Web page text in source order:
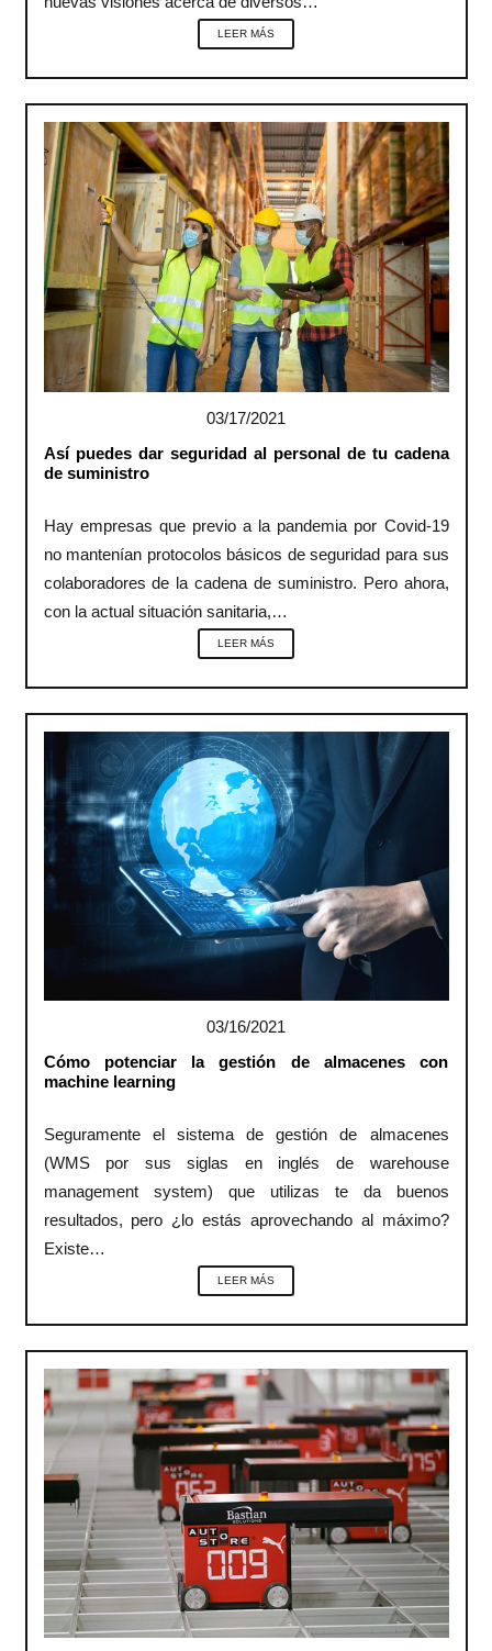
LEER MÁS
03/17/2021
Así puedes dar seguridad al personal de tu cadena
de suministro
Hay empresas que previo a la pandemia por Covid-19
no mantenían protocolos básicos de seguridad para sus
colaboradores de la cadena de suministro. Pero ahora,
con la actual situación sanitaria,…
LEER MÁS
03/16/2021
Cómo potenciar la gestión de almacenes con
machine learning
Seguramente el sistema de gestión de almacenes
(WMS por sus siglas en inglés de warehouse
management system) que utilizas te da buenos
resultados, pero ¿lo estás aprovechando al máximo?
Existe…
LEER MÁS